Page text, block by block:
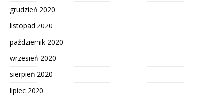
grudzień 2020
listopad 2020
październik 2020
wrzesień 2020
sierpień 2020
lipiec 2020